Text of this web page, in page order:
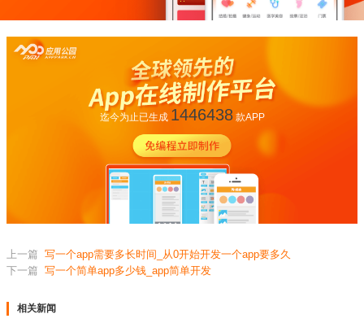
迄今为止已生成 1446438款APP
上一篇 写一个app需要多长时间_从0开始开发一个app要多久
下一篇 写一个简单app多少钱_app简单开发
相关新闻